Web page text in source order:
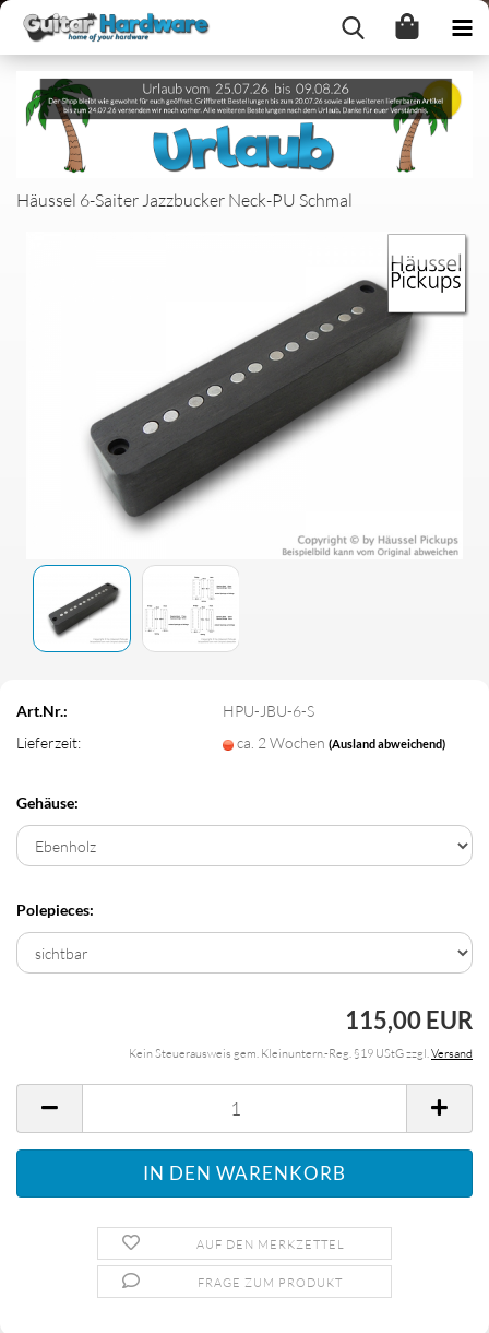
Häussel 6-Saiter Jazzbucker Neck-PU Schmal
Art.Nr.:
HPU-JBU-6-S
Lieferzeit:
ca. 2 Wochen(Ausland abweichend)
Gehäuse:
Polepieces:
115,00 EUR
Kein Steuerausweis gem. Kleinuntern.-Reg. §19 UStG zzgl. Versand
AUF DEN MERKZETTEL
FRAGE ZUM PRODUKT